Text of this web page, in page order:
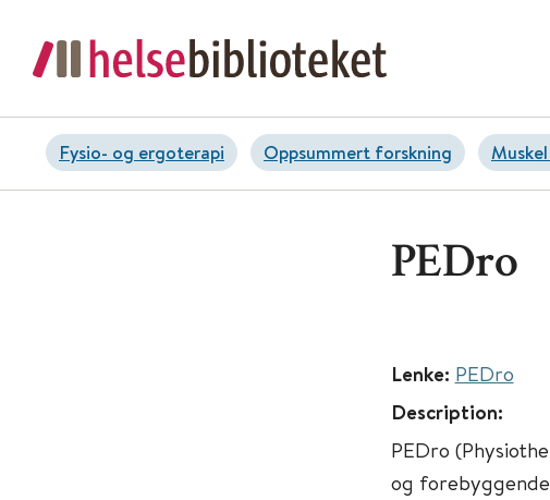
Fysio- og ergoterapi Oppsummert forskning
PEDro
Lenke: PEDro
Description:
PEDro
og